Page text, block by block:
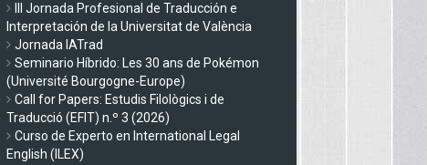
III Jornada Profesional de Traducción e
Interpretación de la Universitat de València
Jornada IATrad
Seminario Híbrido: Les 30 ans de Pokémon
(Université Bourgogne-Europe)
Call for Papers: Estudis Filològics i de
Traducció (EFIT) n.º 3 (2026)
Curso de Experto en International Legal
English (ILEX)